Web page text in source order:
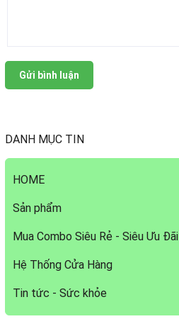
DANH MỤC TIN
HOME
Sản phẩm
Mua Combo Siêu Rẻ - Siêu Ưu Đãi
Hệ Thống Cửa Hàng
Tin tức - Sức khỏe
Gửi bình luận